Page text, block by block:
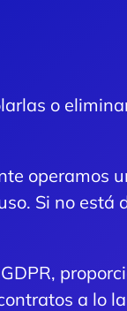
o
operamos
Si no está
a lo